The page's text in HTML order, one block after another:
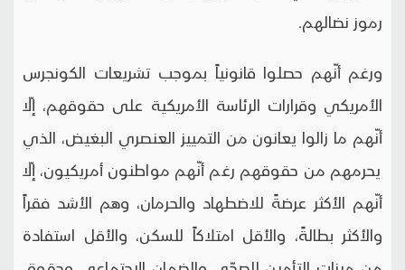
رموز نضالهم.
ورغم أنّهم حصلوا قانونياً بموجب تشريعات الكونجرس
الأمريكي وقرارات الرئاسة الأمريكية على حقوقهم، إلّا
أنّهم ما زالوا يعانون من التمييز العنصري البغيض، الذي
يحرمهم من حقوقهم رغم أنّهم مواطنون أمريكيون، إلّا
أنّهم الأكثر عرضةً للاضطهاد والحرمان، وهم الأشد فقراً
والأكثر بطالةً، والأقل امتلاكاً للسكن، والأقل استفادة